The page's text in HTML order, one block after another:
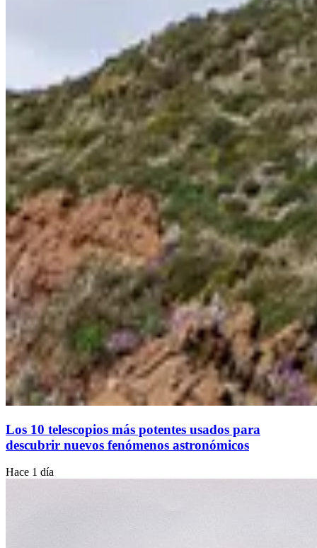
Los 10 telescopios más potentes usados para
descubrir nuevos fenómenos astronómicos
Hace 1 día